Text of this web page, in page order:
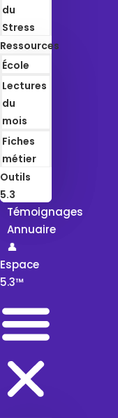
du
Stress
Ressources
École
Lectures
du
mois
Fiches
métier
Outils
5.3
Témoignages
Annuaire
👤
Espace
5.3™